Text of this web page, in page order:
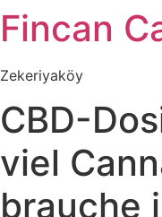
İçeriğe
atla
Fincan
Zekeriyaköy
CBD-
viel
brauche